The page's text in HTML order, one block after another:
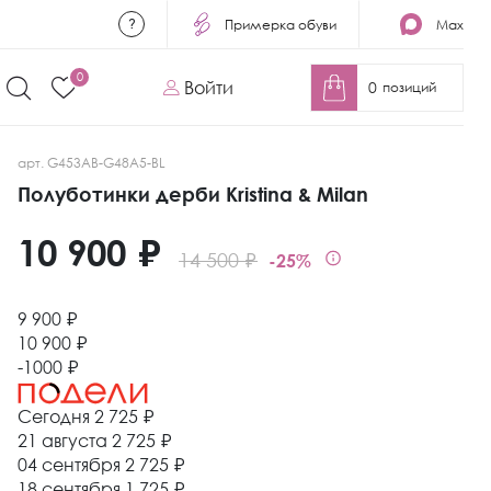
Примерка обуви Max
0
Войти 0 позиций
арт. G453AB-G48A5-BL
Полуботинки дерби Kristina & Milan
14 500 ₽ -25%
10 900 ₽
9 900 ₽
10 900 ₽
-1000 ₽
Сегодня 2 725 ₽
21 августа 2 725 ₽
04 сентября 2 725 ₽